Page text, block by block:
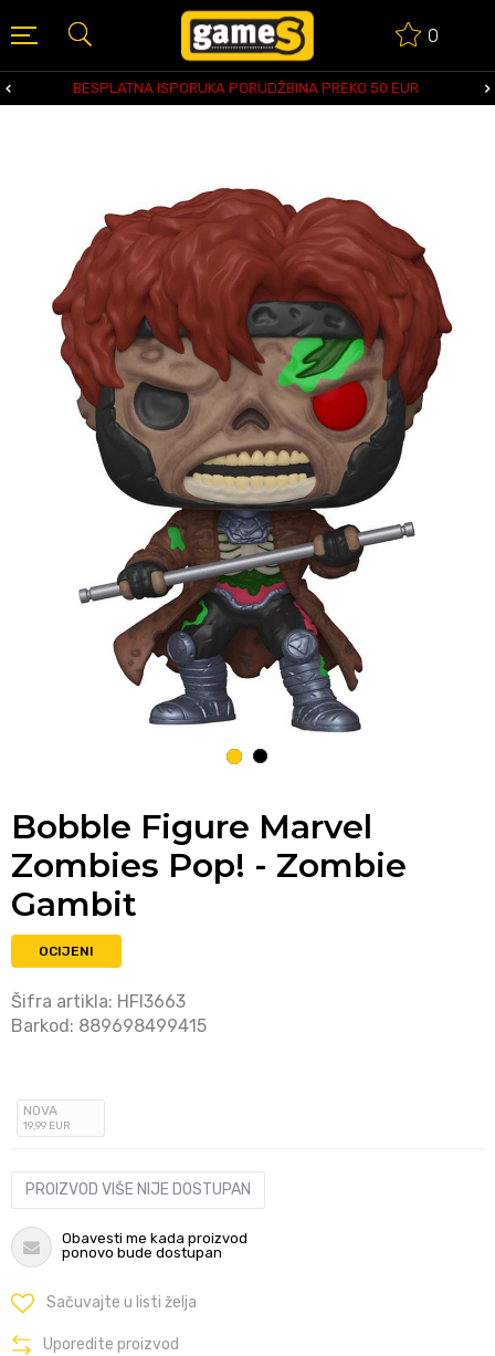
0
BESPLATNA ISPORUKA PORUDŽBINA PREKO 50 EUR
1 2
Bobble Figure Marvel
Zombies Pop! - Zombie
Gambit
OCIJENI
Šifra artikla: HFI3663
Barkod: 889698499415
NOVA
19,99 EUR
PROIZVOD VIŠE NIJE DOSTUPAN
Obavesti me kada proizvod
ponovo bude dostupan
Sačuvajte u listi želja
Uporedite proizvod